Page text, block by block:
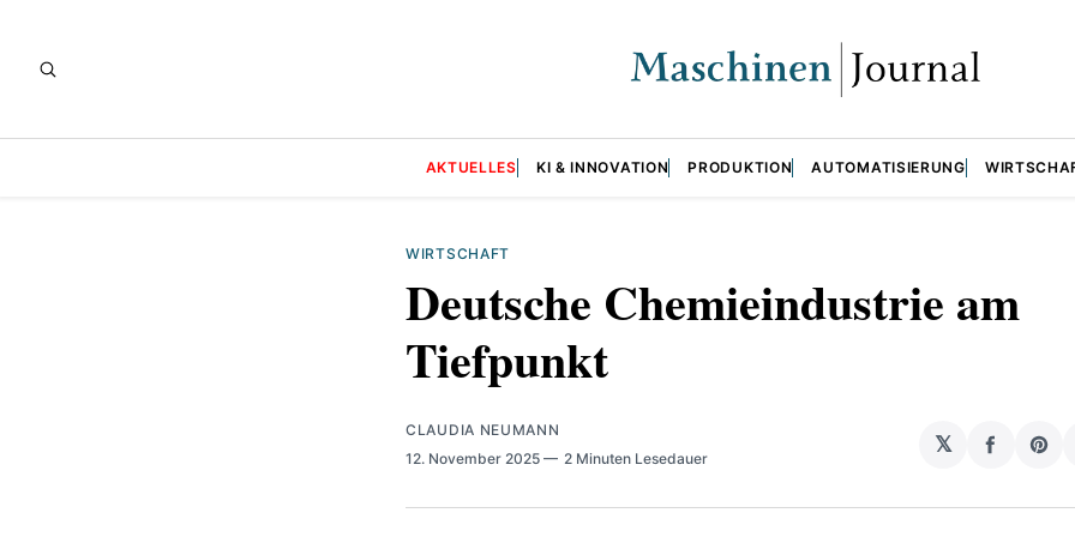
AKTUELLES KI & INNOVATION PRODUKTION AUTOMATISIERUNG
WIRTSCHAFT
Deutsche Chemieindustrie am
Tiefpunkt
CLAUDIA NEUMANN
12. November 2025
2 Minuten Lesedauer
𝕏
auf
teilen